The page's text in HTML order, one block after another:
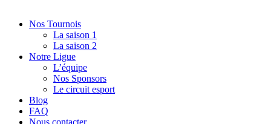
Nos Tournois
La saison 1
La saison 2
Notre Ligue
L’équipe
Nos Sponsors
Le circuit esport
Blog
FAQ
Nous contacter